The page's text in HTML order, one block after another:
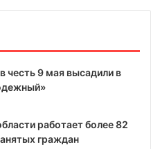
честь 9 мая высадили в
работает более 82
граждан